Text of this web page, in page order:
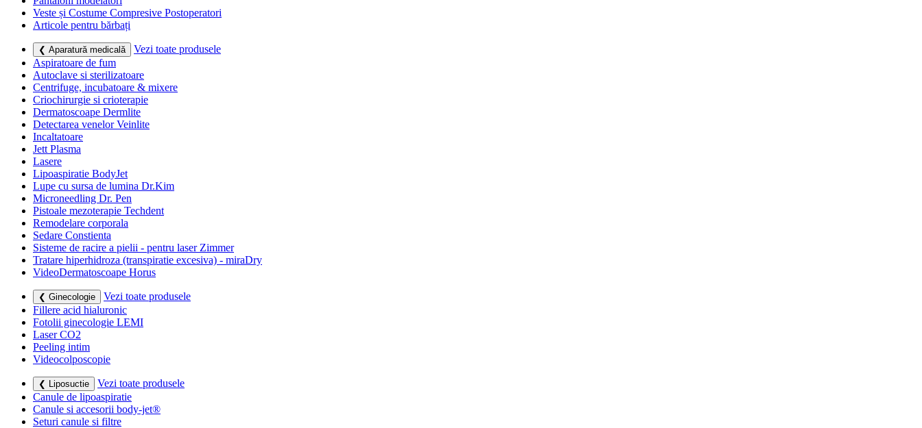
Veste și Costume Compresive Postoperatori
Articole pentru bărbați
❮ Aparatură medicală
Vezi toate produsele
Aspiratoare de fum
Autoclave si sterilizatoare
Centrifuge, incubatoare & mixere
Criochirurgie si crioterapie
Dermatoscoape Dermlite
Detectarea venelor Veinlite
Incaltatoare
Jett Plasma
Lasere
Lipoaspiratie BodyJet
Lupe cu sursa de lumina Dr.Kim
Microneedling Dr. Pen
Pistoale mezoterapie Techdent
Remodelare corporala
Sedare Constienta
Sisteme de racire a pielii - pentru laser Zimmer
Tratare hiperhidroza (transpiratie excesiva) - miraDry
VideoDermatoscoape Horus
❮ Ginecologie
Vezi toate produsele
Fillere acid hialuronic
Fotolii ginecologie LEMI
Laser CO2
Peeling intim
Videocolposcopie
❮ Liposuctie
Vezi toate produsele
Canule de lipoaspiratie
Canule si accesorii body-jet®
Seturi canule si filtre